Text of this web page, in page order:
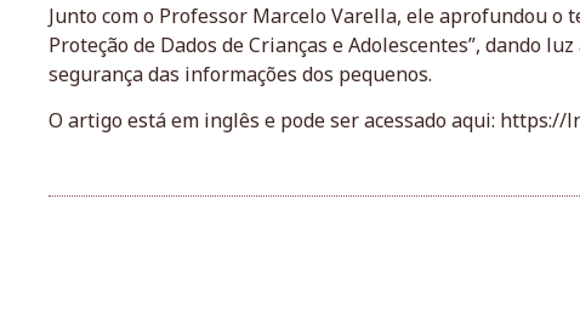
Junto com o Professor Marcelo Varella, ele aprofundou o
Proteção de Dados de Crianças e Adolescentes”, dando
segurança das informações dos pequenos.
O artigo está em inglês e pode ser acessado aqui: https://